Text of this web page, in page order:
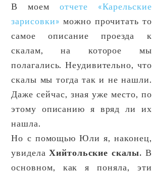
В моемотчете «Карельские
зарисовки» можно прочитать то
самое описание проезда к
скалам, на которое мы
полагались. Неудивительно, что
скалы мы тогда так и не нашли.
Даже сейчас, зная уже место, по
этому описанию я вряд ли их
нашла.
Но с помощью Юли я, наконец,
увиделаХийтольские скалы. В
основном, как я поняла, эти